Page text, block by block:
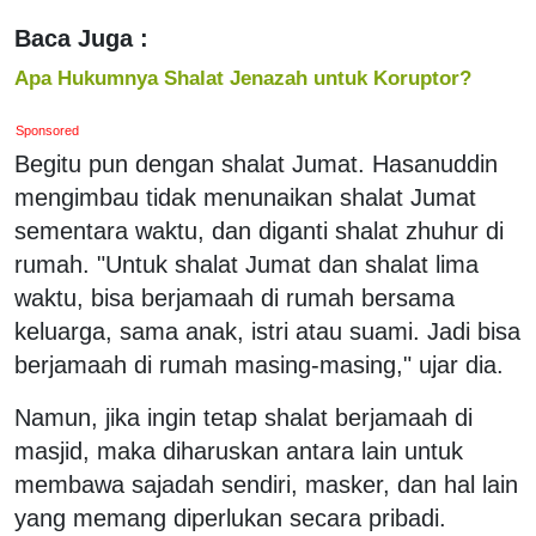
Baca Juga :
Apa Hukumnya Shalat Jenazah untuk Koruptor?
Sponsored
Begitu pun dengan shalat Jumat. Hasanuddin
mengimbau tidak menunaikan shalat Jumat
sementara waktu, dan diganti shalat zhuhur di
rumah. "Untuk shalat Jumat dan shalat lima
waktu, bisa berjamaah di rumah bersama
keluarga, sama anak, istri atau suami. Jadi bisa
berjamaah di rumah masing-masing," ujar dia.
Namun, jika ingin tetap shalat berjamaah di
masjid, maka diharuskan antara lain untuk
membawa sajadah sendiri, masker, dan hal lain
yang memang diperlukan secara pribadi.